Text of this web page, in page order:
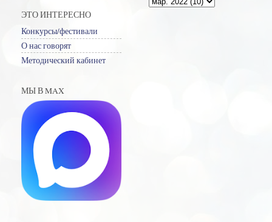
ЭТО ИНТЕРЕСНО
Конкурсы/фестивали
О нас говорят
Методический кабинет
МЫ В MAX